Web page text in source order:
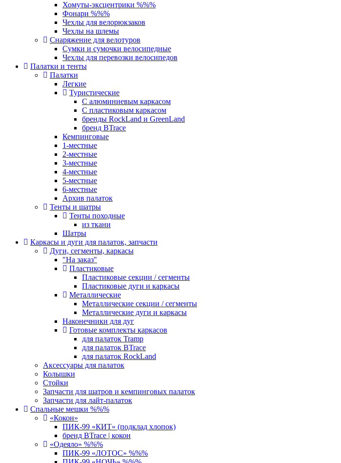
Хомуты-эксцентрики %%%
Фонари %%%
Чехлы для велорюкзаков
Чехлы на шлемы
Снаряжение для велотуров
Сумки и сумочки велосипедные
Чехлы для перевозки велосипедов
Палатки и тенты
Палатки
Легкие
Туристические
С алюминиевым каркасом
С пластиковым каркасом
бренды RockLand и GreenLand
бренд BTrace
Кемпинговые
1-местные
2-местные
3-местные
4-местные
5-местные
6-местные
Архив палаток
Тенты и шатры
Тенты походные
из ткани
Шатры
Каркасы и дуги для палаток, запчасти
Дуги, сегменты, каркасы
"На заказ"
Пластиковые
Пластиковые секции / сегменты
Пластиковые дуги и каркасы
Металлические
Металлические секции / сегменты
Металлические дуги и каркасы
Наконечники для дуг
Готовые комплекты каркасов
для палаток Tramp
для палаток BTrace
для палаток RockLand
Аксессуары для палаток
Колышки
Стойки
Запчасти для шатров и кемпинговых палаток
Запчасти для лайт-палаток
Спальные мешки %%%
«Кокон»
ПИК-99 «КИТ» (подклад хлопок)
бренд BTrace | кокон
«Одеяло» %%%
ПИК-99 «ЛОТОС» %%%